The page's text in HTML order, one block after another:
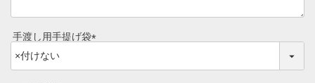
マイページ
ハンバーグ
手渡し用手提げ袋
必